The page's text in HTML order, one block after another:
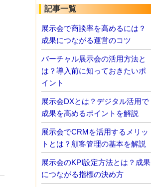
記事一覧
展示会で商談率を高めるには？
成果につながる運営のコツ
バーチャル展示会の活用方法と
は？導入前に知っておきたいポ
イント
展示会DXとは？デジタル活用で
成果を高めるポイントを解説
展示会でCRMを活用するメリッ
トとは？顧客管理の基本を解説
展示会のKPI設定方法とは？成果
につながる指標の決め方